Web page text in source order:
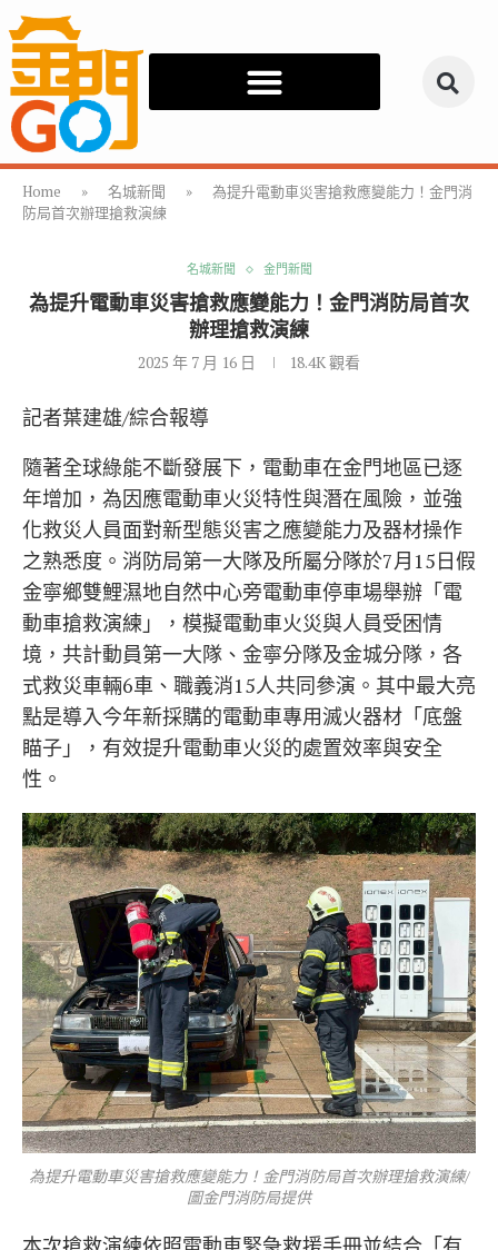
Home » 名城新聞 »
為提升電動車災害搶救應變能力！金門消
防局首次辦理搶救演練
名城新聞 金門新聞
為提升電動車災害搶救應變能力！金門消防局首次
辦理搶救演練
2025 年 7 月 16 日 18.4K觀看
記者葉建雄/綜合報導
隨著全球綠能不斷發展下，電動車在金門地區已逐
年增加，為因應電動車火災特性與潛在風險，並強
化救災人員面對新型態災害之應變能力及器材操作
之熟悉度。消防局第一大隊及所屬分隊於7月15日假
金寧鄉雙鯉濕地自然中心旁電動車停車場舉辦「電
動車搶救演練」，模擬電動車火災與人員受困情
境，共計動員第一大隊、金寧分隊及金城分隊，各
式救災車輛6車、職義消15人共同參演。其中最大亮
點是導入今年新採購的電動車專用滅火器材「底盤
瞄子」，有效提升電動車火災的處置效率與安全
性。
為提升電動車災害搶救應變能力！金門消防局首次辦理搶救演練/
圖金門消防局提供